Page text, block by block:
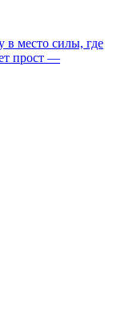
в место силы, где
прост —